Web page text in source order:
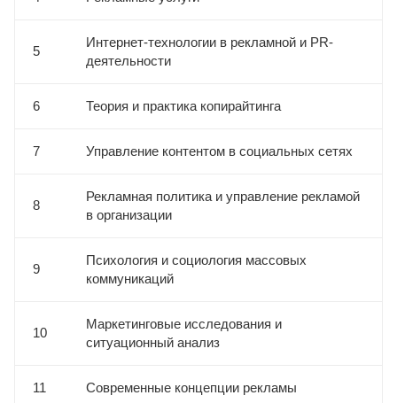
5
Интернет-технологии в рекламной и PR-
деятельности
6 Теория и практика копирайтинга
7 Управление контентом в социальных сетях
8
Рекламная политика и управление рекламой
в организации
9
Психология и социология массовых
коммуникаций
10
Маркетинговые исследования и
ситуационный анализ
11 Современные концепции рекламы